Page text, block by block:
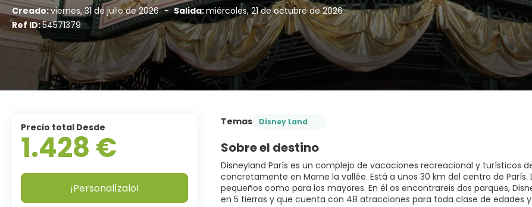
Creado:viernes, 31 de julio de 2026 - Salida:miércoles, 21 de octubre de 2026
Ref ID:54571379
Temas Disney Land
Sobre el destino
Disneyland París es un complejo de vacaciones recreacional y turísticos
concretamente en Marne la vallée. Está a unos 30 km del centro de
pequeños como para los mayores. En él os encontrareis dos parques,
en 5 tierras y que cuenta con 48 atracciones para toda clase de edades
Precio total Desde
1.428 €
¡Personalízalo!